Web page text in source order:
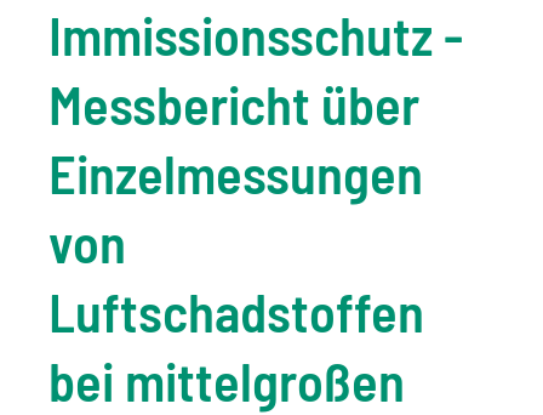
Immissionsschutz -
Messbericht über
Einzelmessungen
von
Luftschadstoffen
bei mittelgroßen